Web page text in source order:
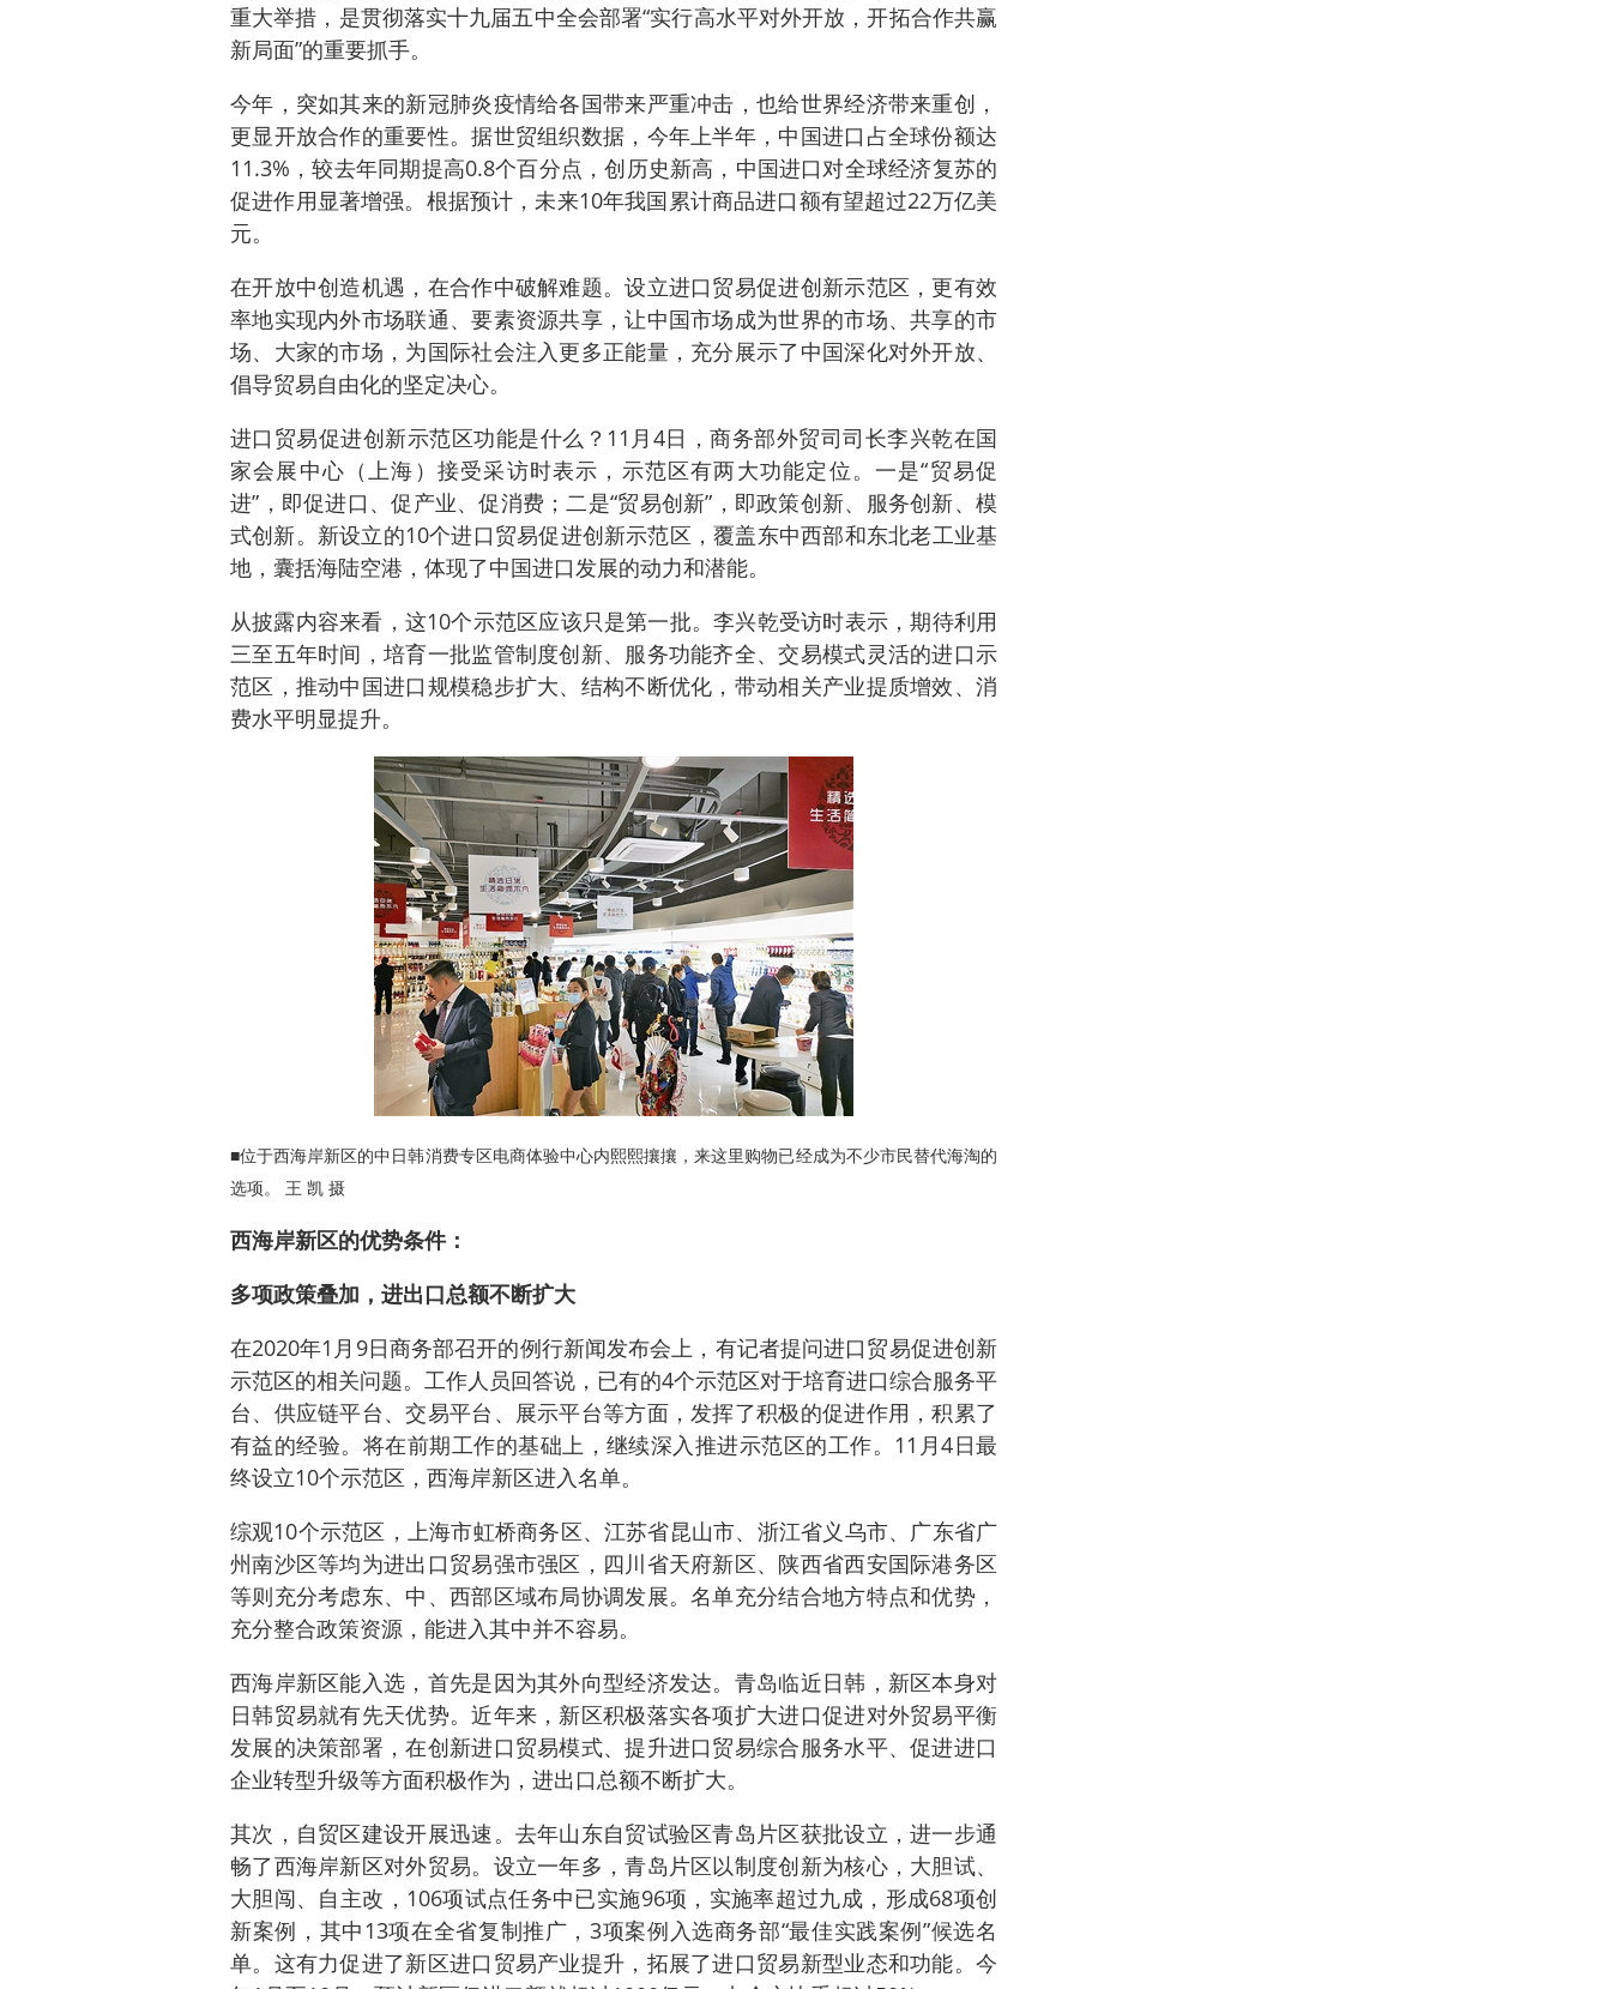
重大举措，是贯彻落实十九届五中全会部署“实行高水平对外开放，开拓合作共赢
新局面”的重要抓手。
今年，突如其来的新冠肺炎疫情给各国带来严重冲击，也给世界经济带来重创，
更显开放合作的重要性。据世贸组织数据，今年上半年，中国进口占全球份额达
11.3%，较去年同期提高0.8个百分点，创历史新高，中国进口对全球经济复苏的
促进作用显著增强。根据预计，未来10年我国累计商品进口额有望超过22万亿美
元。
在开放中创造机遇，在合作中破解难题。设立进口贸易促进创新示范区，更有效
率地实现内外市场联通、要素资源共享，让中国市场成为世界的市场、共享的市
场、大家的市场，为国际社会注入更多正能量，充分展示了中国深化对外开放、
倡导贸易自由化的坚定决心。
进口贸易促进创新示范区功能是什么？11月4日，商务部外贸司司长李兴乾在国
家会展中心（上海）接受采访时表示，示范区有两大功能定位。一是“贸易促
进”，即促进口、促产业、促消费；二是“贸易创新”，即政策创新、服务创新、模
式创新。新设立的10个进口贸易促进创新示范区，覆盖东中西部和东北老工业基
地，囊括海陆空港，体现了中国进口发展的动力和潜能。
从披露内容来看，这10个示范区应该只是第一批。李兴乾受访时表示，期待利用
三至五年时间，培育一批监管制度创新、服务功能齐全、交易模式灵活的进口示
范区，推动中国进口规模稳步扩大、结构不断优化，带动相关产业提质增效、消
费水平明显提升。
■位于西海岸新区的中日韩消费专区电商体验中心内熙熙攘攘，来这里购物已经成为不少市民替代海淘的
选项。 王 凯 摄
西海岸新区的优势条件：
多项政策叠加，进出口总额不断扩大
在2020年1月9日商务部召开的例行新闻发布会上，有记者提问进口贸易促进创新
示范区的相关问题。工作人员回答说，已有的4个示范区对于培育进口综合服务平
台、供应链平台、交易平台、展示平台等方面，发挥了积极的促进作用，积累了
有益的经验。将在前期工作的基础上，继续深入推进示范区的工作。11月4日最
终设立10个示范区，西海岸新区进入名单。
综观10个示范区，上海市虹桥商务区、江苏省昆山市、浙江省义乌市、广东省广
州南沙区等均为进出口贸易强市强区，四川省天府新区、陕西省西安国际港务区
等则充分考虑东、中、西部区域布局协调发展。名单充分结合地方特点和优势，
充分整合政策资源，能进入其中并不容易。
西海岸新区能入选，首先是因为其外向型经济发达。青岛临近日韩，新区本身对
日韩贸易就有先天优势。近年来，新区积极落实各项扩大进口促进对外贸易平衡
发展的决策部署，在创新进口贸易模式、提升进口贸易综合服务水平、促进进口
企业转型升级等方面积极作为，进出口总额不断扩大。
其次，自贸区建设开展迅速。去年山东自贸试验区青岛片区获批设立，进一步通
畅了西海岸新区对外贸易。设立一年多，青岛片区以制度创新为核心，大胆试、
大胆闯、自主改，106项试点任务中已实施96项，实施率超过九成，形成68项创
新案例，其中13项在全省复制推广，3项案例入选商务部“最佳实践案例”候选名
单。这有力促进了新区进口贸易产业提升，拓展了进口贸易新型业态和功能。今